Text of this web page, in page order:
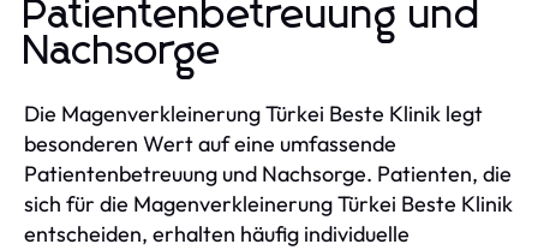
Patientenbetreuung und
Nachsorge
Die Magenverkleinerung Türkei Beste Klinik legt
besonderen Wert auf eine umfassende
Patientenbetreuung und Nachsorge. Patienten, die
sich für die Magenverkleinerung Türkei Beste Klinik
entscheiden, erhalten häufig individuelle